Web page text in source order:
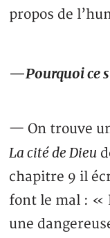
propos de
—Pourquoi ce
— On trouve
La cité de Dieu
chapitre 9 il
font le mal : «
une